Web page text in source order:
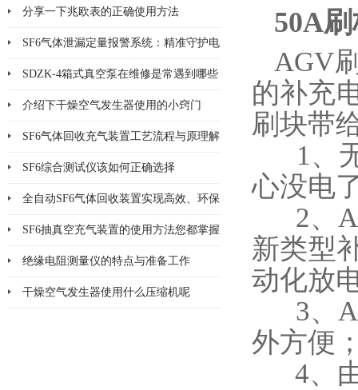
分享一下兆欧表的正确使用方法
SF6气体泄漏定量报警系统：精准守护电
气安全
SDZK-4箱式真空泵在维修是常遇到哪些
问题及解决办法
介绍下干燥空气发生器使用的小窍门
SF6气体回收充气装置工艺流程与原理解
析
SF6综合测试仪该如何正确选择
全自动SF6气体回收装置实现高效、环保
的SF6气体回收
SF6抽真空充气装置的使用方法您都掌握
了吗
绝缘电阻测量仪的特点与准备工作
干燥空气发生器使用什么压缩机呢
50A
AGV
的补充
刷块带
1、无
心没电
2、
新类型
动化放
3、
外方便
4、由